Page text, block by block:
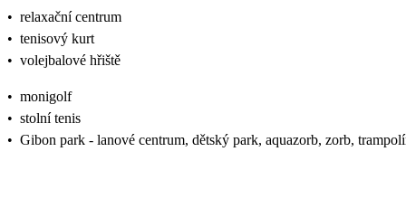
• relaxační centrum
• tenisový kurt
• volejbalové hřiště
• monigolf
• stolní tenis
• Gibon park - lanové centrum, dětský park, aquazorb, zorb,